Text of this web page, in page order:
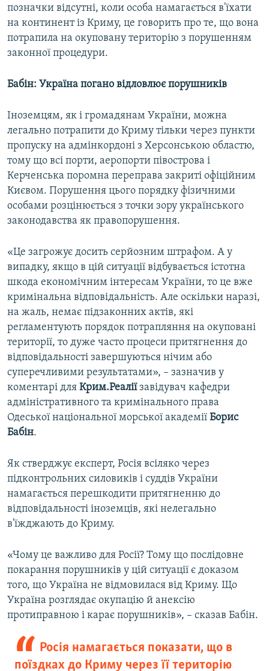
позначки відсутні, коли особа намагається в'їхати
на континент із Криму, це говорить про те, що вона
потрапила на окуповану територію з порушенням
законної процедури.
Бабін: Україна погано відловлює порушників
Іноземцям, як і громадянам України, можна
легально потрапити до Криму тільки через пункти
пропуску на адмінкордоні з Херсонською областю,
тому що всі порти, аеропорти півострова і
Керченська поромна переправа закриті офіційним
Києвом. Порушення цього порядку фізичними
особами розцінюється з точки зору українського
законодавства як правопорушення.
«Це загрожує досить серйозним штрафом. А у
випадку, якщо в цій ситуації відбувається істотна
шкода економічним інтересам України, то це вже
кримінальна відповідальність. Але оскільки наразі,
на жаль, немає підзаконних актів, які
регламентують порядок потрапляння на окуповані
території, то дуже часто процеси притягнення до
відповідальності завершуються нічим або
суперечливими результатами», – зазначив у
коментарі для Крим.Реаліїзавідувач кафедри
адміністративного та кримінального права
Одеської національної морської академії Борис
Бабін.
Як стверджує експерт, Росія всіляко через
підконтрольних силовиків і суддів України
намагається перешкодити притягненню до
відповідальності іноземців, які нелегально
в'їжджають до Криму.
«Чому це важливо для Росії? Тому що послідовне
покарання порушників у цій ситуації є доказом
того, що Україна не відмовилася від Криму. Що
Україна розглядає окупацію й анексію
протиправною і карає порушників», – сказав Бабін.
Росія намагається показати, що в
поїздках до Криму через її територію